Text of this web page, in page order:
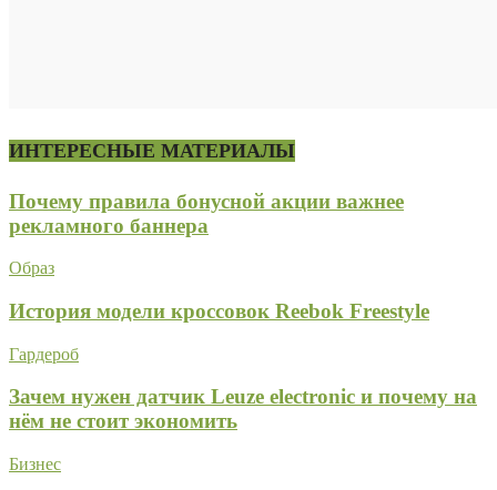
ИНТЕРЕСНЫЕ МАТЕРИАЛЫ
Почему правила бонусной акции важнее
рекламного баннера
Образ
История модели кроссовок Reebok Freestyle
Гардероб
Зачем нужен датчик Leuze electronic и почему на
нём не стоит экономить
Бизнес